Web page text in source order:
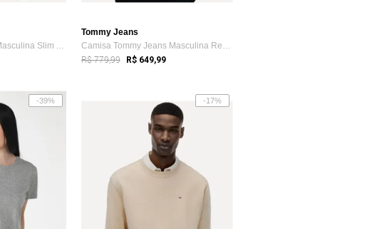
Calça Tommy Jeans Masculina Slim Austin ...
Tommy Jeans
Camisa Tommy Jeans Masculina Regular Xad...
R$ 779,99 R$ 649,99
-39% -17%